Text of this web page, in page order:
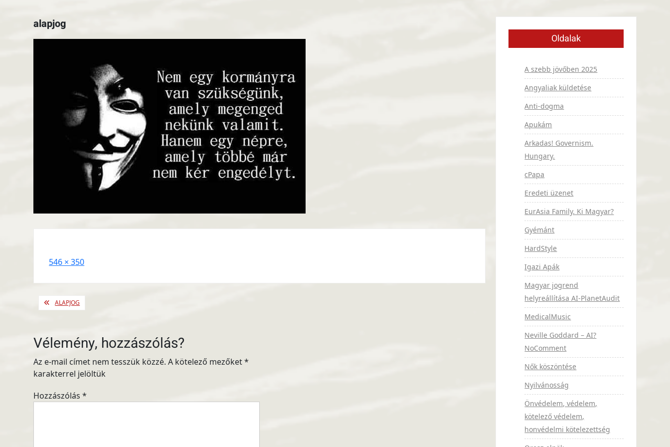
alapjog
Full
546 × 350
Bejegyzés
ALAPJOG
Vélemény, hozzászólás?
Az e-mail címet nem tesszük közzé. A kötelező mezőket*
karakterrel jelöltük
Hozzászólás*
Oldalak
A szebb jövőben 2025
Angyaliak küldetése
Anti-dogma
Apukám
Arkadas! Governism.
Hungary.
cPapa
Eredeti üzenet
EurAsia Family. Ki Magyar?
Gyémánt
HardStyle
Igazi Apák
Magyar jogrend
helyreállítása AI-PlanetAudit
MedicalMusic
Neville Goddard – AI?
NoComment
Nők köszöntése
Nyilvánosság
Önvédelem, védelem,
kötelező védelem,
honvédelmi kötelezettség